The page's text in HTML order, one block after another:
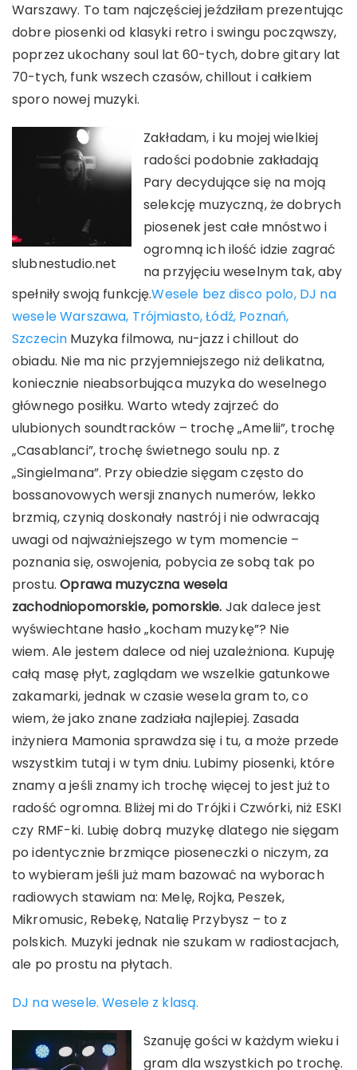
Warszawy. To tam najczęściej jeździłam prezentując
dobre piosenki od klasyki retro i swingu począwszy,
poprzez ukochany soul lat 60-tych, dobre gitary lat
70-tych, funk wszech czasów, chillout i całkiem
sporo nowej muzyki.
slubnestudio.net
Zakładam, i ku mojej wielkiej
radości podobnie zakładają
Pary decydujące się na moją
selekcję muzyczną, że dobrych
piosenek jest całe mnóstwo i
ogromną ich ilość idzie zagrać
na przyjęciu weselnym tak, aby
spełniły swoją funkcję.Wesele bez disco polo, DJ na
wesele Warszawa, Trójmiasto, Łódź, Poznań,
Szczecin Muzyka filmowa, nu-jazz i chillout do
obiadu. Nie ma nic przyjemniejszego niż delikatna,
koniecznie nieabsorbująca muzyka do weselnego
głównego posiłku. Warto wtedy zajrzeć do
ulubionych soundtracków – trochę „Amelii”, trochę
„Casablanci”, trochę świetnego soulu np. z
„Singielmana”. Przy obiedzie sięgam często do
bossanovowych wersji znanych numerów, lekko
brzmią, czynią doskonały nastrój i nie odwracają
uwagi od najważniejszego w tym momencie –
poznania się, oswojenia, pobycia ze sobą tak po
prostu.Oprawa muzyczna wesela
zachodniopomorskie, pomorskie. Jak dalece jest
wyświechtane hasło „kocham muzykę”? Nie
wiem. Ale jestem dalece od niej uzależniona. Kupuję
całą masę płyt, zaglądam we wszelkie gatunkowe
zakamarki, jednak w czasie wesela gram to, co
wiem, że jako znane zadziała najlepiej. Zasada
inżyniera Mamonia sprawdza się i tu, a może przede
wszystkim tutaj i w tym dniu. Lubimy piosenki, które
znamy a jeśli znamy ich trochę więcej to jest już to
radość ogromna. Bliżej mi do Trójki i Czwórki, niż ESKI
czy RMF-ki. Lubię dobrą muzykę dlatego nie sięgam
po identycznie brzmiące pioseneczki o niczym, za
to wybieram jeśli już mam bazować na wyborach
radiowych stawiam na: Melę, Rojka, Peszek,
Mikromusic, Rebekę, Natalię Przybysz – to z
polskich. Muzyki jednak nie szukam w radiostacjach,
ale po prostu na płytach.
DJ na wesele. Wesele z klasą.
Szanuję gości w każdym wieku i
gram dla wszystkich po trochę.